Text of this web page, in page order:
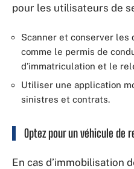
pour les utilisateurs de
Scanner et conserver les
comme le permis de
d’immatriculation et le
Utiliser une application
sinistres et contrats.
Optez pour un véhicule de
En cas d’immobilisation